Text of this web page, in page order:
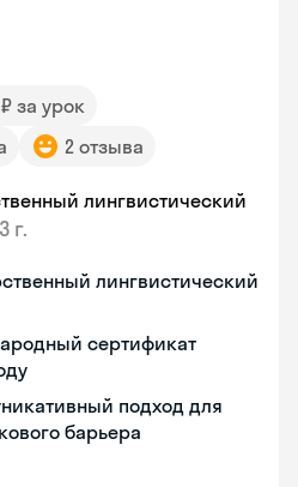
за урок
2 отзыва
лингвистический
г.
лингвистический
сертификат
подход для
барьера